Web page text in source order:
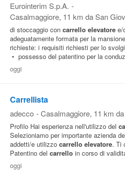
Area
Aziende
Eurointerim S.p.A. -
Casalmaggiore, 11 km da San
di stoccaggio con carrello elevatore e/
adeguatamente formata per la
richieste: i requisiti richiesti per lo
• possesso del patentino per la
oggi
Carrellista
adecco - Casalmaggiore, 11 km
Profilo Hai esperienza nell'utilizzo del
Selezioniamo per importante azienda
addetti/e utilizzo carrello elevatore. Ti
Patentino del carrello in corso di
oggi